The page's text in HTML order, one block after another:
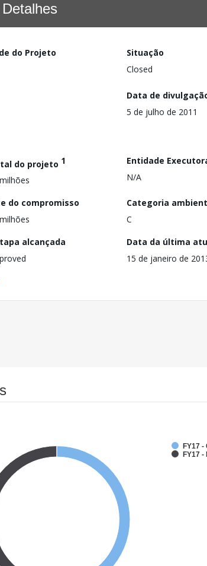
do Projeto
Situação
Closed
Data de
5 de julho de 2011
do projeto 1
Entidade
N/A
do compromisso
Categoria
C
alcançada
Data da última
15 de janeiro de
FY17 -
FY17 -